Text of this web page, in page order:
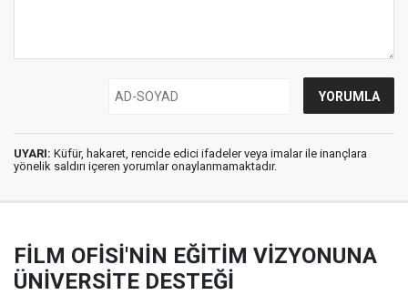
UYARI: Küfür, hakaret, rencide edici ifadeler veya imalar ile inançlara
yönelik saldırı içeren yorumlar onaylanmamaktadır.
FİLM OFİSİ'NİN EĞİTİM VİZYONUNA
ÜNİVERSİTE DESTEĞİ